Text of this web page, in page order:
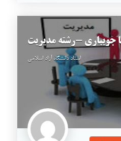
جویباری -رشته مدیریت
استاد دانشگاه آزاد اسلامی